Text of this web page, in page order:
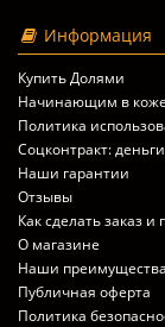
Информация
Купить Долями
Начинающим в
Политика
Соцконтракт:
Наши гарантии
Отзывы
Как сделать заказ
О магазине
Наши преимущества
Публичная оферта
Политика